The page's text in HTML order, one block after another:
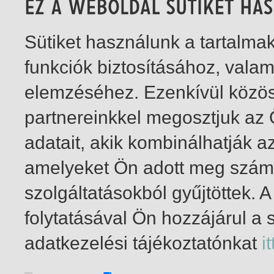
1-4 / összesen 4 találat
Sütiket használunk a
funkciók biztosításához,
elemzéséhez. Ezenkívül
partnereinkkel megosztjuk
adatait, akik kombinálhatják
amelyeket Ön adott meg
szolgáltatásokból gyűjtöttek.
folytatásával Ön hozzájárul a
adatkezelési tájékoztatónkat